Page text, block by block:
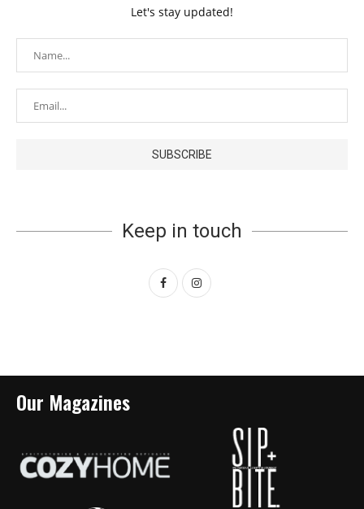
Let's stay updated!
Keep in touch
Our Magazines